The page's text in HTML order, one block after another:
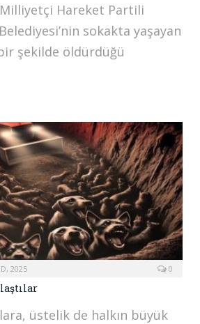
Hareket Partili
sokakta yaşayan
şekilde öldürdüğü
2025 0
üstelik de halkın büyük